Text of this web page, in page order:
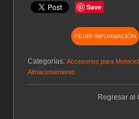
Save
PEDIR INFORMACIÓN
Categorías:Accesorios para
Almacenamiento
Regresar al